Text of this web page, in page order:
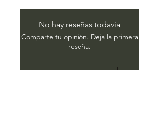
No hay reseñas todavía
Comparte tu opinión. Deja la primera
reseña.